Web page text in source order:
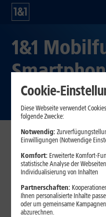
1&1
Dezember
GmbH, eine
AG, hat im August 2023 mit
National Roaming-
werden 1&1 Kundinnen und
können, wo während der
Cookie-
Diese Webseite verwendet
folgende Zwecke:
Notwendig:
Einwilligungen (Notwendige
Komfort: Erweiterte Komfort-
statistische Analyse der
Individualisierung von Inhalten
Partnerschaften:
Ihnen personalisierte Inhalte
oder um gemeinsame
abzurechnen.